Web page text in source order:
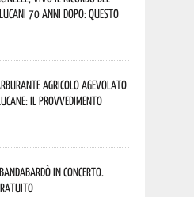
70 anni dopo: questo
agricolo agevolato
il provvedimento
in concerto.